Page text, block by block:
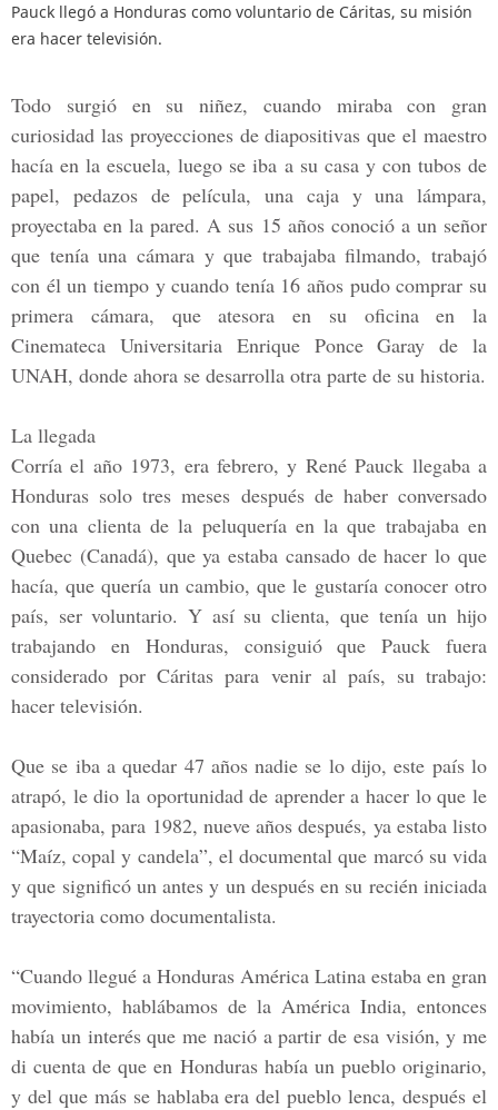
Pauck llegó a Honduras como voluntario de Cáritas, su misión
era hacer televisión.
Todo surgió en su niñez, cuando miraba con gran
curiosidad las proyecciones de diapositivas que el maestro
hacía en la escuela, luego se iba a su casa y con tubos de
papel, pedazos de película, una caja y una lámpara,
proyectaba en la pared. A sus 15 años conoció a un señor
que tenía una cámara y que trabajaba filmando, trabajó
con él un tiempo y cuando tenía 16 años pudo comprar su
primera cámara, que atesora en su oficina en la
Cinemateca Universitaria Enrique Ponce Garay de la
UNAH, donde ahora se desarrolla otra parte de su historia.
La llegada
Corría el año 1973, era febrero, y René Pauck llegaba a
Honduras solo tres meses después de haber conversado
con una clienta de la peluquería en la que trabajaba en
Quebec (Canadá), que ya estaba cansado de hacer lo que
hacía, que quería un cambio, que le gustaría conocer otro
país, ser voluntario. Y así su clienta, que tenía un hijo
trabajando en Honduras, consiguió que Pauck fuera
considerado por Cáritas para venir al país, su trabajo:
hacer televisión.
Que se iba a quedar 47 años nadie se lo dijo, este país lo
atrapó, le dio la oportunidad de aprender a hacer lo que le
apasionaba, para 1982, nueve años después, ya estaba listo
“Maíz, copal y candela”, el documental que marcó su vida
y que significó un antes y un después en su recién iniciada
trayectoria como documentalista.
“Cuando llegué a Honduras América Latina estaba en gran
movimiento, hablábamos de la América India, entonces
había un interés que me nació a partir de esa visión, y me
di cuenta de que en Honduras había un pueblo originario,
y del que más se hablaba era del pueblo lenca, después el